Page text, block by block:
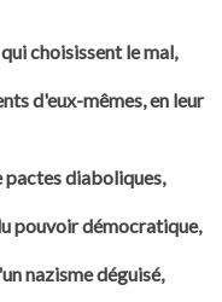
choisissent le mal,
d'eux-mêmes, en leur
pactes diaboliques,
pouvoir démocratique,
nazisme déguisé,